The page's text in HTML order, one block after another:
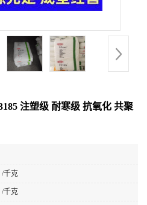
注塑级 耐寒级 抗氧化 共聚
/千克
/千克